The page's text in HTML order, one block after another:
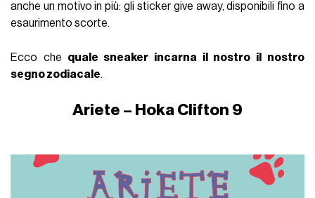
anche un motivo in più: gli sticker give away, disponibili fino a
esaurimento scorte.
Ecco che quale sneaker incarna il nostro il nostro
segno zodiacale.
Ariete – Hoka Clifton 9